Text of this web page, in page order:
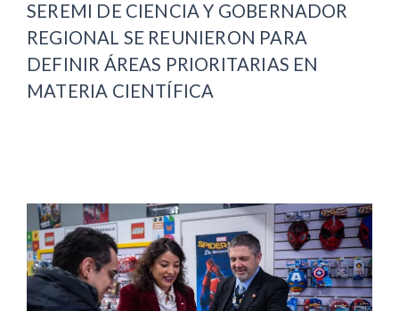
SEREMI DE CIENCIA Y GOBERNADOR
REGIONAL SE REUNIERON PARA
DEFINIR ÁREAS PRIORITARIAS EN
MATERIA CIENTÍFICA